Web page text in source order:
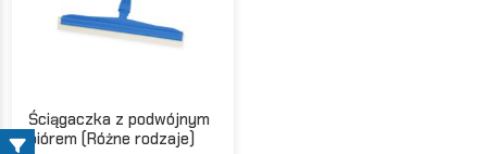
na
Ściągaczka z podwójnym
piórem (Różne rodzaje)